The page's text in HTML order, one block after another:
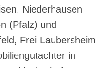
Niederhausen
(Pfalz) und
Frei-Laubersheim
in